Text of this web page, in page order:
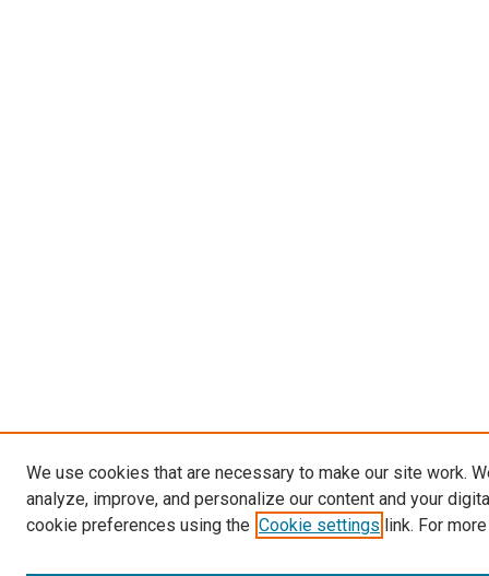
We use cookies that are necessary to make our site work.
analyze, improve, and personalize our content and your
cookie preferences using the Cookie settings link. For